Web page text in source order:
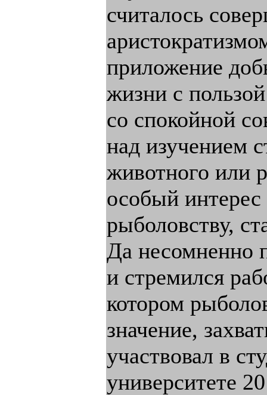
считалось
приложение
жизни с
со спокойной
над изучением
животного или
особый
рыболовству,
Да несомненно
и стремился
котором
значение,
участвовал в
университете